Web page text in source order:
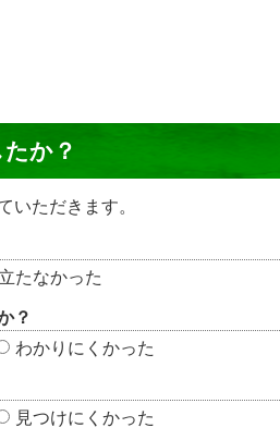
か？
いただきます。
たなかった
？
わかりにくかった
見つけにくかった